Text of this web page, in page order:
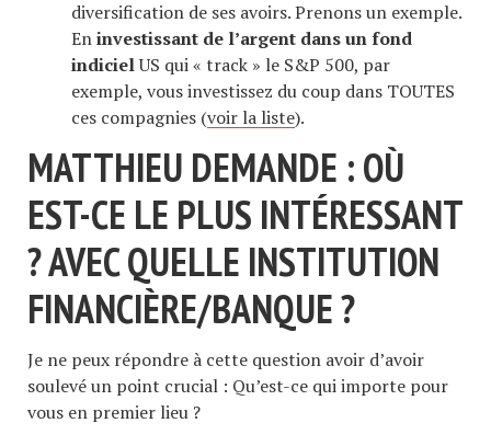
diversification de ses avoirs. Prenons un exemple.
Eninvestissant de l’argent dans un fond
indicielUS qui « track » le S&P 500, par
exemple, vous investissez du coup dans TOUTES
ces compagnies (voir la liste).
MATTHIEU DEMANDE : OÙ
EST-CE LE PLUS INTÉRESSANT
? AVEC QUELLE INSTITUTION
FINANCIÈRE/BANQUE ?
Je ne peux répondre à cette question avoir d’avoir
soulevé un point crucial : Qu’est-ce qui importe pour
vous en premier lieu ?